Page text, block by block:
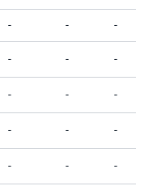
- - -
- - -
- - -
- - -
- - -